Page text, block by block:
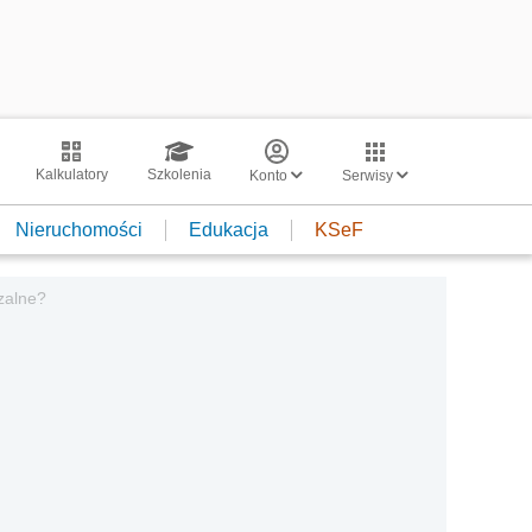
Kalkulatory Szkolenia Konto Serwisy
Nieruchomości Edukacja KSeF